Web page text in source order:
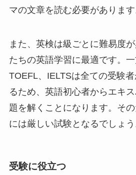
マの文章を読む必要があります
また、英検は級ごとに難易度
たちの英語学習に最適です。
TOEFL、IELTSは全ての受験
るため、英語初心者からエキ
題を解くことになります。そ
には厳しい試験となるでしょう
受験に役立つ